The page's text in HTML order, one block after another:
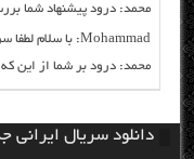
محمد: درود پیشنهاد شما
Mohammad: با سلام لطفا سریال جومونگ را بدون سانس...
محمد: درود بر شما از این
دانلود سریال